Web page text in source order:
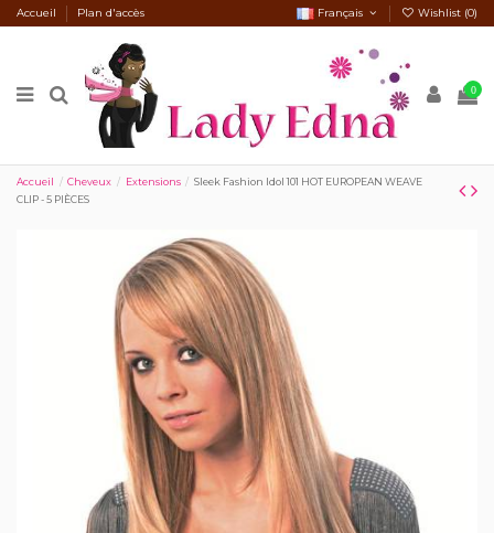
Accueil Plan d'accès Français Wishlist (0)
0
Accueil Cheveux Extensions
Sleek Fashion Idol 101 HOT EUROPEAN WEAVE
CLIP - 5 PIÈCES